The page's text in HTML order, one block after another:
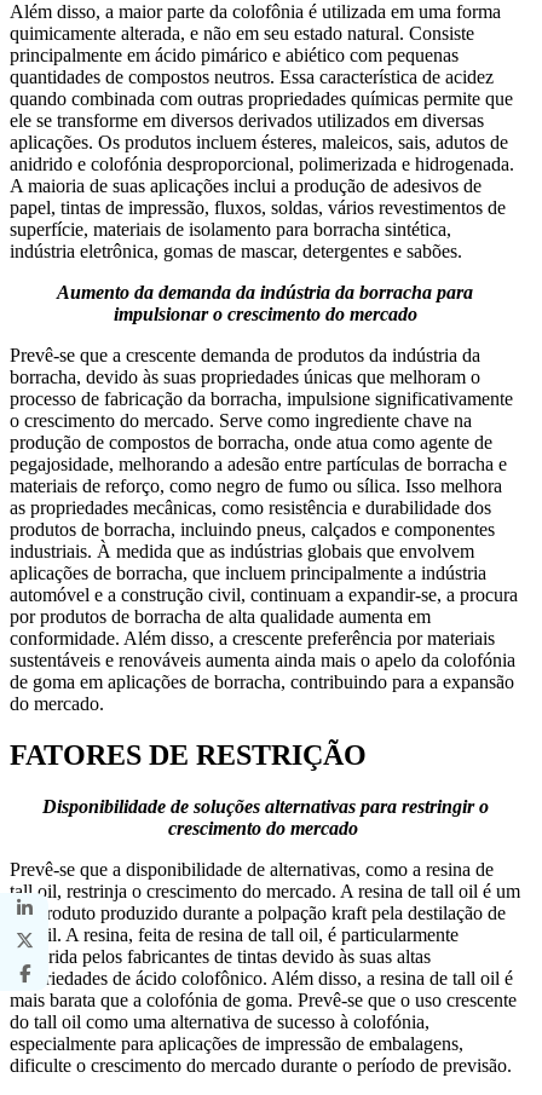
Além disso, a maior parte da colofônia é utilizada em uma forma
quimicamente alterada, e não em seu estado natural. Consiste
principalmente em ácido pimárico e abiético com pequenas
quantidades de compostos neutros. Essa característica de acidez
quando combinada com outras propriedades químicas permite que
ele se transforme em diversos derivados utilizados em diversas
aplicações. Os produtos incluem ésteres, maleicos, sais, adutos de
anidrido e colofónia desproporcional, polimerizada e hidrogenada.
A maioria de suas aplicações inclui a produção de adesivos de
papel, tintas de impressão, fluxos, soldas, vários revestimentos de
superfície, materiais de isolamento para borracha sintética,
indústria eletrônica, gomas de mascar, detergentes e sabões.
Aumento da demanda da indústria da borracha para
impulsionar o crescimento do mercado
Prevê-se que a crescente demanda de produtos da indústria da
borracha, devido às suas propriedades únicas que melhoram o
processo de fabricação da borracha, impulsione significativamente
o crescimento do mercado. Serve como ingrediente chave na
produção de compostos de borracha, onde atua como agente de
pegajosidade, melhorando a adesão entre partículas de borracha e
materiais de reforço, como negro de fumo ou sílica. Isso melhora
as propriedades mecânicas, como resistência e durabilidade dos
produtos de borracha, incluindo pneus, calçados e componentes
industriais. À medida que as indústrias globais que envolvem
aplicações de borracha, que incluem principalmente a indústria
automóvel e a construção civil, continuam a expandir-se, a procura
por produtos de borracha de alta qualidade aumenta em
conformidade. Além disso, a crescente preferência por materiais
sustentáveis ​​e renováveis ​​aumenta ainda mais o apelo da colofónia
de goma em aplicações de borracha, contribuindo para a expansão
do mercado.
FATORES DE RESTRIÇÃO
Disponibilidade de soluções alternativas para restringir o
crescimento do mercado
Prevê-se que a disponibilidade de alternativas, como a resina de
tall oil, restrinja o crescimento do mercado. A resina de tall oil é um
subproduto produzido durante a polpação kraft pela destilação de
tall oil. A resina, feita de resina de tall oil, é particularmente
preferida pelos fabricantes de tintas devido às suas altas
propriedades de ácido colofônico. Além disso, a resina de tall oil é
mais barata que a colofónia de goma. Prevê-se que o uso crescente
do tall oil como uma alternativa de sucesso à colofónia,
especialmente para aplicações de impressão de embalagens,
dificulte o crescimento do mercado durante o período de previsão.